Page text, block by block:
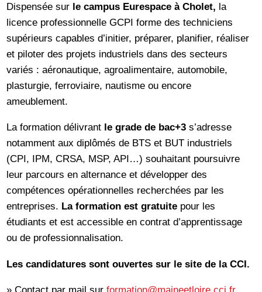
Dispensée sur le campus Eurespace à Cholet, la
licence professionnelle GCPI forme des techniciens
supérieurs capables d’initier, préparer, planifier, réaliser
et piloter des projets industriels dans des secteurs
variés : aéronautique, agroalimentaire, automobile,
plasturgie, ferroviaire, nautisme ou encore
ameublement.
La formation délivrant le grade de bac+3 s’adresse
notamment aux diplômés de BTS et BUT industriels
(CPI, IPM, CRSA, MSP, API…) souhaitant poursuivre
leur parcours en alternance et développer des
compétences opérationnelles recherchées par les
entreprises. La formation est gratuite pour les
étudiants et est accessible en contrat d’apprentissage
ou de professionnalisation.
Les candidatures sont ouvertes sur le site de la CCI.
» Contact par mail surformation@maineetloire.cci.fr